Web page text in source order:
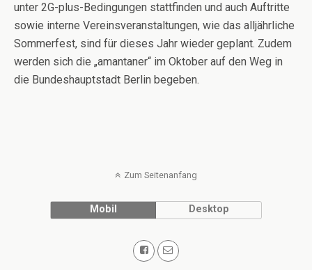
unter 2G-plus-Bedingungen stattfinden und auch Auftritte
sowie interne Vereinsveranstaltungen, wie das alljährliche
Sommerfest, sind für dieses Jahr wieder geplant. Zudem
werden sich die „amantaner“ im Oktober auf den Weg in
die Bundeshauptstadt Berlin begeben.
Zum Seitenanfang
Mobil Desktop